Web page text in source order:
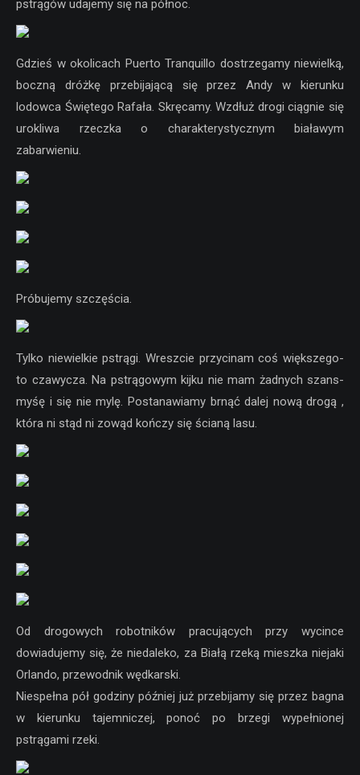
pstrągów udajemy się na północ.
Gdzieś w okolicach Puerto Tranquillo dostrzegamy niewielką,
boczną dróżkę przebijającą się przez Andy w kierunku
lodowca Świętego Rafała. Skręcamy. Wzdłuż drogi ciągnie się
urokliwa rzeczka o charakterystycznym białawym
zabarwieniu.
Próbujemy szczęścia.
Tylko niewielkie pstrągi. Wreszcie przycinam coś większego-
to czawycza. Na pstrągowym kijku nie mam żadnych szans-
myśę i się nie mylę. Postanawiamy brnąć dalej nową drogą ,
która ni stąd ni zowąd kończy się ścianą lasu.
Od drogowych robotników pracujących przy wycince
dowiadujemy się, że niedaleko, za Białą rzeką mieszka niejaki
Orlando, przewodnik wędkarski.
Niespełna pół godziny później już przebijamy się przez bagna
w kierunku tajemniczej, ponoć po brzegi wypełnionej
pstrągami rzeki.